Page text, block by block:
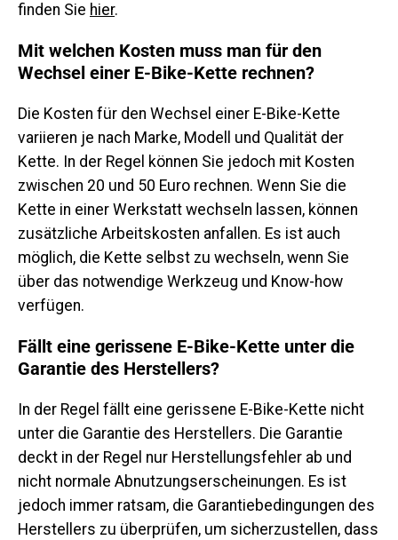
finden Sie hier.
Mit welchen Kosten muss man für den
Wechsel einer E-Bike-Kette rechnen?
Die Kosten für den Wechsel einer E-Bike-Kette
variieren je nach Marke, Modell und Qualität der
Kette. In der Regel können Sie jedoch mit Kosten
zwischen 20 und 50 Euro rechnen. Wenn Sie die
Kette in einer Werkstatt wechseln lassen, können
zusätzliche Arbeitskosten anfallen. Es ist auch
möglich, die Kette selbst zu wechseln, wenn Sie
über das notwendige Werkzeug und Know-how
verfügen.
Fällt eine gerissene E-Bike-Kette unter die
Garantie des Herstellers?
In der Regel fällt eine gerissene E-Bike-Kette nicht
unter die Garantie des Herstellers. Die Garantie
deckt in der Regel nur Herstellungsfehler ab und
nicht normale Abnutzungserscheinungen. Es ist
jedoch immer ratsam, die Garantiebedingungen des
Herstellers zu überprüfen, um sicherzustellen, dass